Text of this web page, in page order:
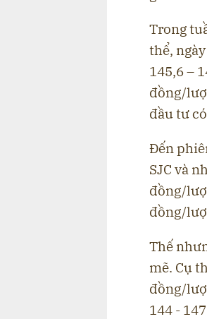
Trong
thể,
145,6 –
đồng/
đầu tư
Đến
SJC và
đồng/
đồng/
Thế
mẽ. Cụ
đồng/
144 -